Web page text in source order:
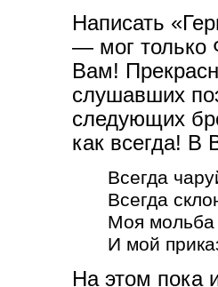
Написать
— мог только
Вам!
слушавших
следующих
как всегда!
Всегда
Всегда
Моя мольба
И мой
На этом пока